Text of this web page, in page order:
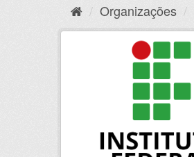
Organizações